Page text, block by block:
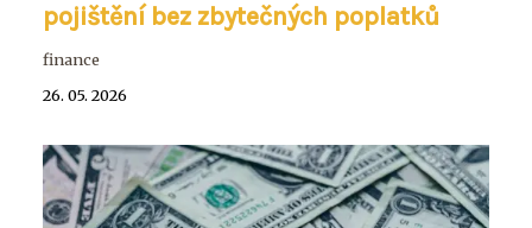
pojištění bez zbytečných poplatků
finance
26. 05. 2026